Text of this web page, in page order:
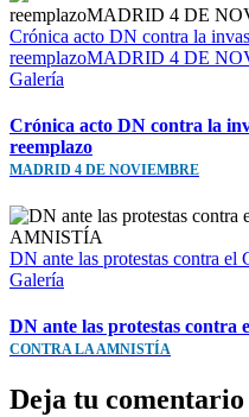
Crónica acto DN contra la
reemplazoMADRID 4 DE
Galería
Crónica acto DN contra la
reemplazo
MADRID 4 DE NOVIEMBRE
DN ante las protestas contra
Galería
DN ante las protestas contra
CONTRA LA AMNISTÍA
Deja tu comentario